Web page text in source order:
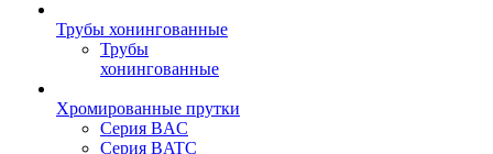
Трубы хонингованные
Трубы
хонингованные
Хромированные прутки
Серия BAC
Серия BATC